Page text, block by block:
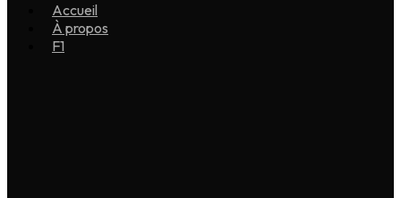
Accueil
À propos
F1